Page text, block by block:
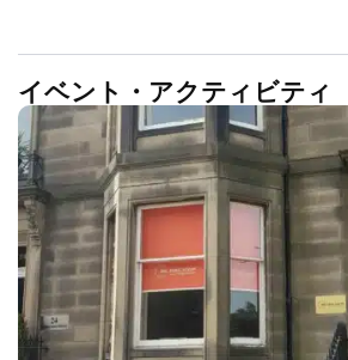
イベント・アクティビティ